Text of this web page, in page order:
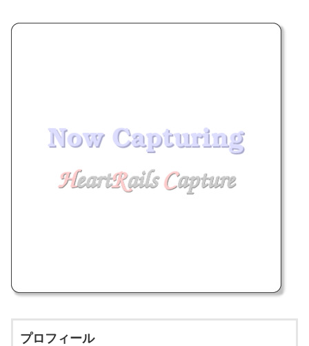
プロフィール